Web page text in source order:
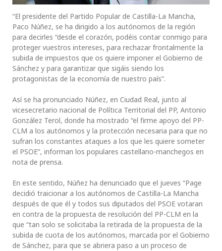
“El presidente del Partido Popular de Castilla-La Mancha,
Paco Núñez, se ha dirigido a los autónomos de la región
para decirles “desde el corazón, podéis contar conmigo para
proteger vuestros intereses, para rechazar frontalmente la
subida de impuestos que os quiere imponer el Gobierno de
Sánchez y para garantizar que sigáis siendo los
protagonistas de la economía de nuestro país”.
Así se ha pronunciado Núñez, en Ciudad Real, junto al
vicesecretario nacional de Política Territorial del PP, Antonio
González Terol, donde ha mostrado “el firme apoyo del PP-
CLM a los autónomos y la protección necesaria para que no
sufran los constantes ataques a los que les quiere someter
el PSOE”, informan los populares castellano-manchegos en
nota de prensa.
En este sentido, Núñez ha denunciado que el jueves “Page
decidió traicionar a los autónomos de Castilla-La Mancha
después de que él y todos sus diputados del PSOE votaran
en contra de la propuesta de resolución del PP-CLM en la
que “tan solo se solicitaba la retirada de la propuesta de la
subida de cuota de los autónomos, marcada por el Gobierno
de Sánchez, para que se abriera paso a un proceso de